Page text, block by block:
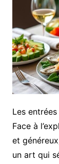
Les
Face à
et
un art qui